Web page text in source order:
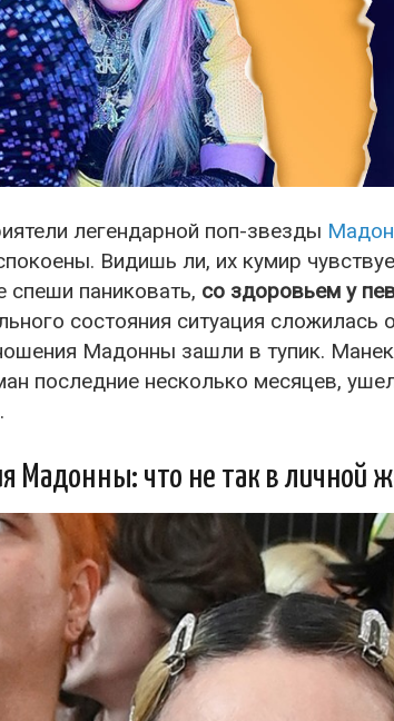
легендарной поп-звезды
Видишь ли, их кумир
спеши паниковать, со здоровьем у
состояния ситуация сложилась
Мадонны зашли в тупик.
последние несколько месяцев,
Мадонны: что не так в личной